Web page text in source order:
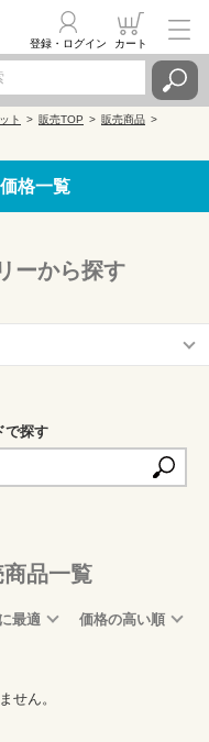
登録・ログイン カート
ト 販売TOP
販売商品
格一覧
ーから探す
で探す
品一覧
最適 価格の高い順
せん。